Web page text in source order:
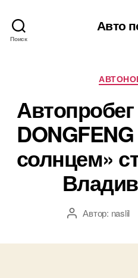
Поиск
Авто
солнцем»
АвторАвтор: naslil